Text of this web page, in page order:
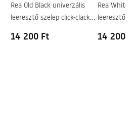
Nem
Rea Old Black univerzális
leeresztő szelep click-clack
14 200 Ft
Rea White
leeresztő
14 200 Ft